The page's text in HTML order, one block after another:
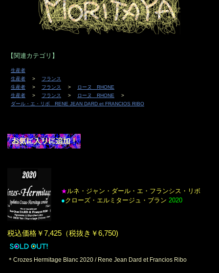
【関連カテゴリ】
生産者
生産者
フランス
生産者
フランス
ローヌ RHONE
生産者
フランス
ローヌ RHONE
ダール・エ・リボ RENE JEAN DARD et FRANCIOS RIBO
★ ルネ・ジャン・ダール・エ・フランシス・リボ
●クローズ・エルミタージュ・ブラン 2020
税込価格￥7,425（税抜き￥6,750)
＊Crozes Hermitage Blanc 2020 / Rene Jean Dard et Francios Ribo